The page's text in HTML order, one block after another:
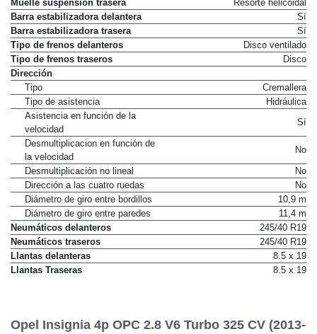
Muelle suspensión trasera
Resorte helicoidal
Barra estabilizadora delantera
Sí
Barra estabilizadora trasera
Sí
Tipo de frenos delanteros
Disco ventilado
Tipo de frenos traseros
Disco
Dirección
Tipo
Cremallera
Tipo de asistencia
Hidráulica
Asistencia en función de la
velocidad
Sí
Desmultiplicacion en función de
la velocidad
No
Desmultiplicación no lineal
No
Dirección a las cuatro ruedas
No
Diámetro de giro entre bordillos
10,9 m
Diámetro de giro entre paredes
11,4 m
Neumáticos delanteros
245/40 R19
Neumáticos traseros
245/40 R19
Llantas delanteras
8.5 x 19
Llantas Traseras
8.5 x 19
Opel Insignia 4p OPC 2.8 V6 Turbo 325 CV (2013-